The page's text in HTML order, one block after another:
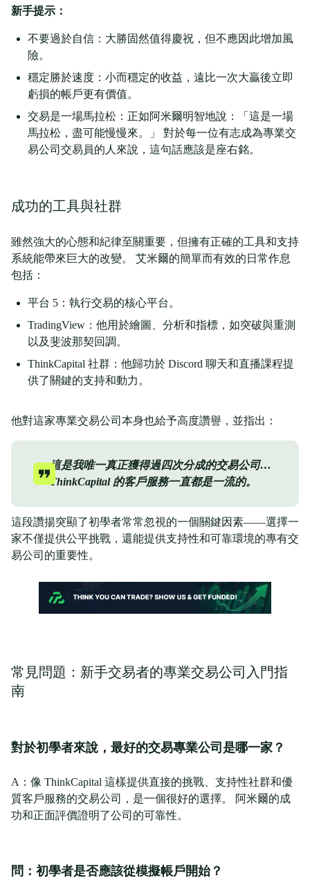
新手提示：
不要過於自信：大勝固然值得慶祝，但不應因此增加風
險。
穩定勝於速度：小而穩定的收益，遠比一次大贏後立即
虧損的帳戶更有價值。
交易是一場馬拉松：正如阿米爾明智地說：「這是一場
馬拉松，盡可能慢慢來。」 對於每一位有志成為專業交
易公司交易員的人來說，這句話應該是座右銘。
成功的工具與社群
雖然強大的心態和紀律至關重要，但擁有正確的工具和支持
系統能帶來巨大的改變。 艾米爾的簡單而有效的日常作息
包括：
平台 5：執行交易的核心平台。
TradingView：他用於繪圖、分析和指標，如突破與重測
以及斐波那契回調。
ThinkCapital 社群：他歸功於 Discord 聊天和直播課程提
供了關鍵的支持和動力。
他對這家專業交易公司本身也給予高度讚譽，並指出：
這是我唯一真正獲得過四次分成的交易公司…
ThinkCapital 的客戶服務一直都是一流的。
這段讚揚突顯了初學者常常忽視的一個關鍵因素——選擇一
家不僅提供公平挑戰，還能提供支持性和可靠環境的專有交
易公司的重要性。
常見問題：新手交易者的專業交易公司入門指
南
對於初學者來說，最好的交易專業公司是哪一家？
A：像 ThinkCapital 這樣提供直接的挑戰、支持性社群和優
質客戶服務的交易公司，是一個很好的選擇。 阿米爾的成
功和正面評價證明了公司的可靠性。
問：初學者是否應該從模擬帳戶開始？